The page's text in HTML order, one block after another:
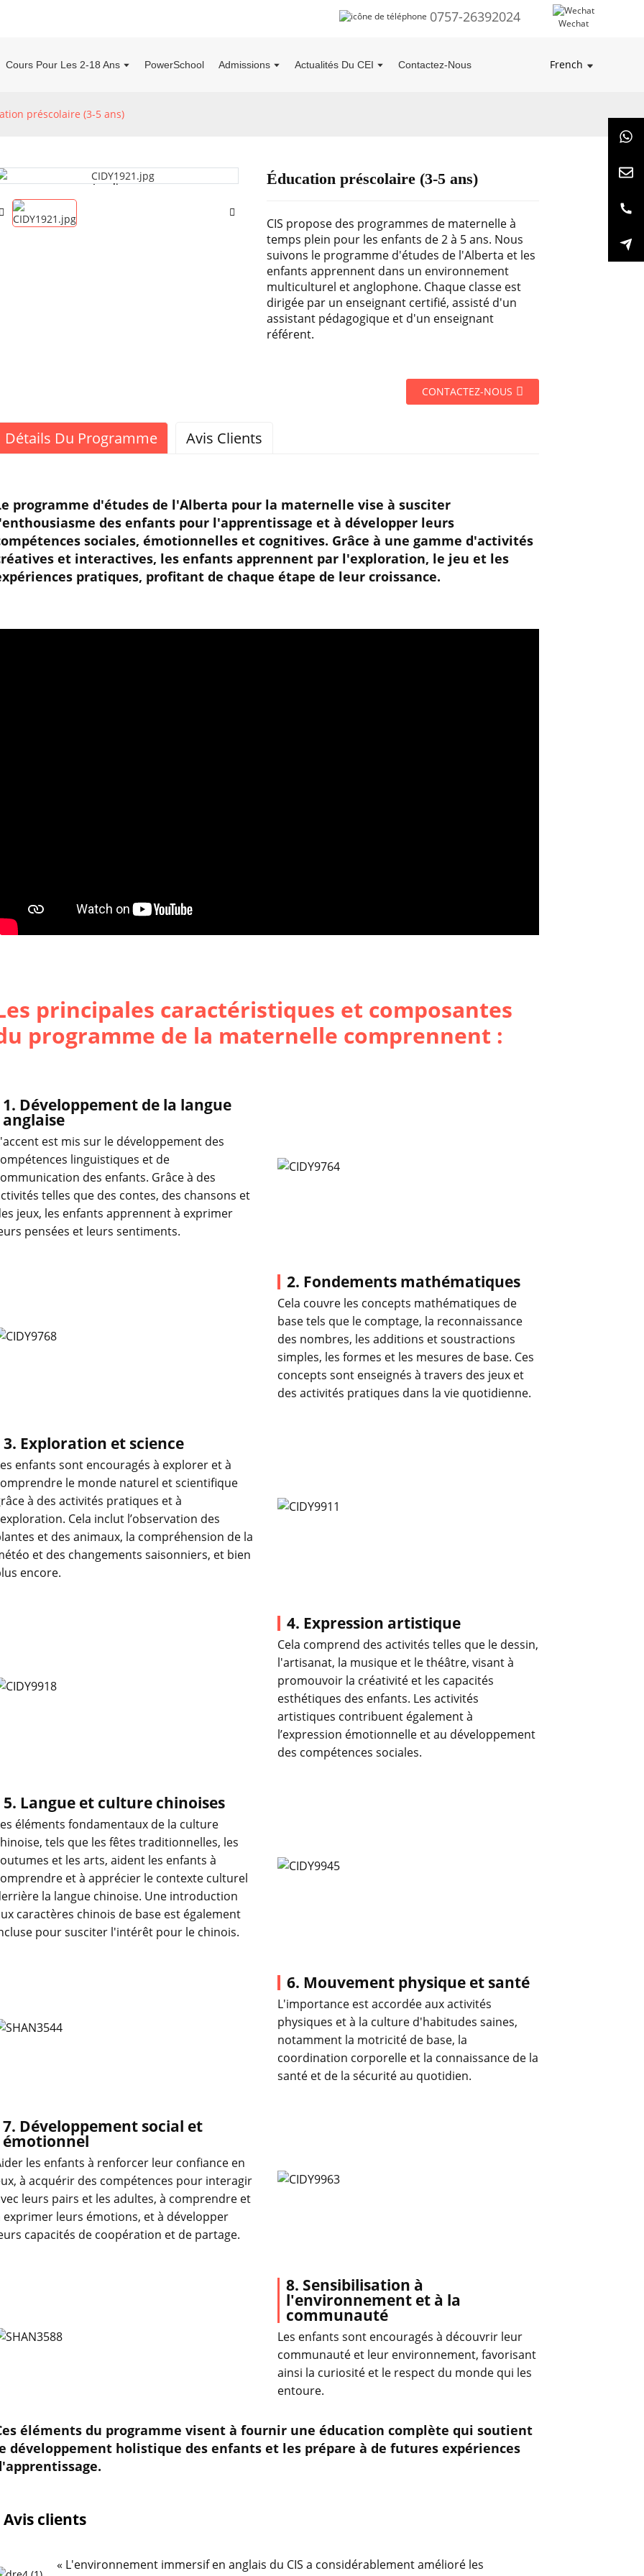
0757-26392024 Wechat
Cours Pour Les 2-18 Ans PowerSchool Admissions Actualités Du CEI Contactez-Nous French
préscolaire (3-5 ans)
Loading...
Loading... Éducation préscolaire (3-5 ans)
CIS propose des programmes de maternelle à
temps plein pour les enfants de 2 à 5 ans. Nous
suivons le programme d'études de l'Alberta et les
enfants apprennent dans un environnement
multiculturel et anglophone. Chaque classe est
dirigée par un enseignant certifié, assisté d'un
assistant pédagogique et d'un enseignant
référent.
CONTACTEZ-NOUS
Détails Du Programme Avis Clients
programme d'études de l'Alberta pour la maternelle vise à susciter
des enfants pour l'apprentissage et à développer leurs
sociales, émotionnelles et cognitives. Grâce à une gamme d'activités
et interactives, les enfants apprennent par l'exploration, le jeu et les
pratiques, profitant de chaque étape de leur croissance.
principales caractéristiques et composantes
programme de la maternelle comprennent :
1. Développement de la langue
anglaise
est mis sur le développement des
linguistiques et de
des enfants. Grâce à des
telles que des contes, des chansons et
jeux, les enfants apprennent à exprimer
pensées et leurs sentiments.
2. Fondements mathématiques
Cela couvre les concepts mathématiques de
base tels que le comptage, la reconnaissance
des nombres, les additions et soustractions
simples, les formes et les mesures de base. Ces
concepts sont enseignés à travers des jeux et
des activités pratiques dans la vie quotidienne.
3. Exploration et science
enfants sont encouragés à explorer et à
le monde naturel et scientifique
à des activités pratiques et à
Cela inclut l’observation des
et des animaux, la compréhension de la
et des changements saisonniers, et bien
encore.
4. Expression artistique
Cela comprend des activités telles que le dessin,
l'artisanat, la musique et le théâtre, visant à
promouvoir la créativité et les capacités
esthétiques des enfants. Les activités
artistiques contribuent également à
l’expression émotionnelle et au développement
des compétences sociales.
5. Langue et culture chinoises
éléments fondamentaux de la culture
tels que les fêtes traditionnelles, les
et les arts, aident les enfants à
et à apprécier le contexte culturel
la langue chinoise. Une introduction
caractères chinois de base est également
pour susciter l'intérêt pour le chinois.
6. Mouvement physique et santé
L'importance est accordée aux activités
physiques et à la culture d'habitudes saines,
notamment la motricité de base, la
coordination corporelle et la connaissance de la
santé et de la sécurité au quotidien.
7. Développement social et
émotionnel
les enfants à renforcer leur confiance en
à acquérir des compétences pour interagir
leurs pairs et les adultes, à comprendre et
exprimer leurs émotions, et à développer
capacités de coopération et de partage.
8. Sensibilisation à
l'environnement et à la
communauté
Les enfants sont encouragés à découvrir leur
communauté et leur environnement, favorisant
ainsi la curiosité et le respect du monde qui les
entoure.
éléments du programme visent à fournir une éducation complète qui soutient
développement holistique des enfants et les prépare à de futures expériences
Avis clients
« L'environnement immersif en anglais du CIS a considérablement amélioré les